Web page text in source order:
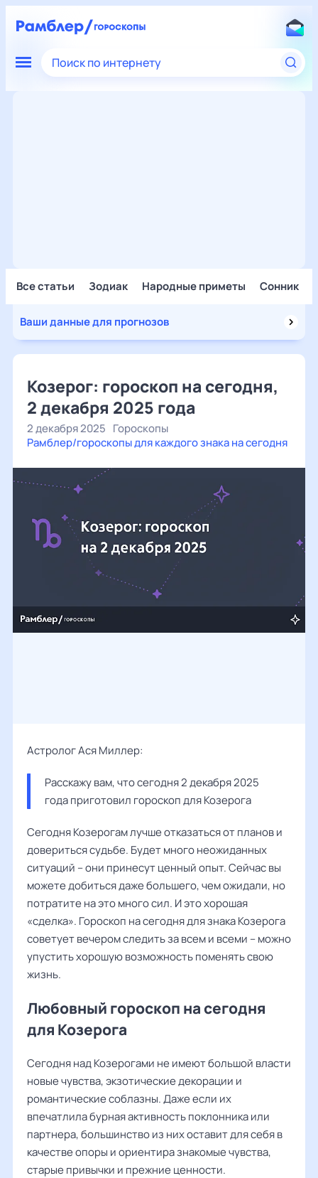
Поиск по интернету
Все статьи Зодиак Народные приметы Сонник
Ваши данные для прогнозов
Козерог: гороскоп на сегодня,
2 декабря 2025 года
2 декабря 2025 Гороскопы
Рамблер/гороскопы для каждого знака на сегодня
Астролог Ася Миллер:
Расскажу вам, что сегодня 2 декабря 2025
года приготовил гороскоп для Козерога
Сегодня Козерогам лучше отказаться от планов и
довериться судьбе. Будет много неожиданных
ситуаций – они принесут ценный опыт. Сейчас вы
можете добиться даже большего, чем ожидали, но
потратите на это много сил. И это хорошая
«сделка». Гороскоп на сегодня для знака Козерога
советует вечером следить за всем и всеми – можно
упустить хорошую возможность поменять свою
жизнь.
Любовный гороскоп на сегодня
для Козерога
Сегодня над Козерогами не имеют большой власти
новые чувства, экзотические декорации и
романтические соблазны. Даже если их
впечатлила бурная активность поклонника или
партнера, большинство из них оставит для себя в
качестве опоры и ориентира знакомые чувства,
старые привычки и прежние ценности.